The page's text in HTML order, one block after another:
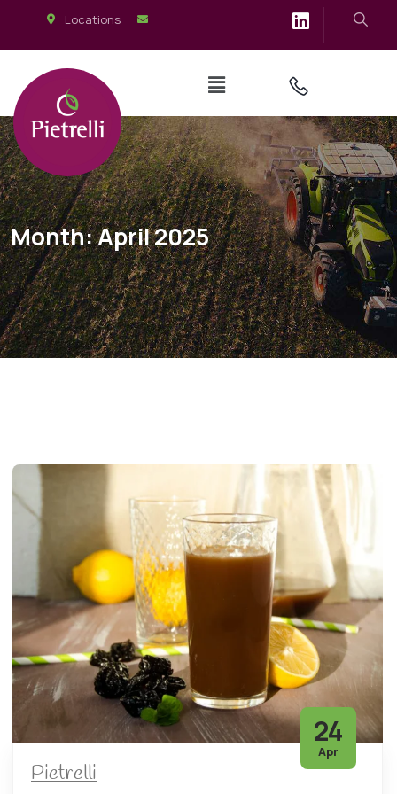
Locations
Month:April 2025
24
Apr
Pietrelli